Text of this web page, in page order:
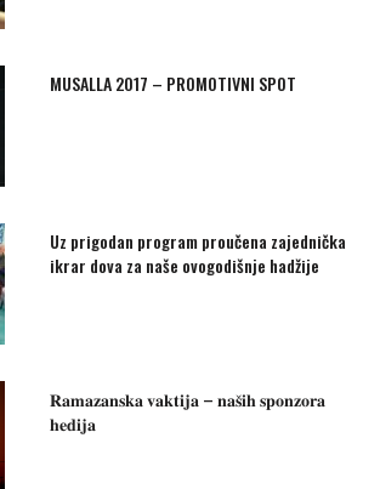
MUSALLA 2017 – PROMOTIVNI SPOT
Uz prigodan program proučena zajednička
ikrar dova za naše ovogodišnje hadžije
𝐑𝐚𝐦𝐚𝐳𝐚𝐧𝐬𝐤𝐚 𝐯𝐚𝐤𝐭𝐢𝐣𝐚 – 𝐧𝐚𝐬̌𝐢𝐡 𝐬𝐩𝐨𝐧𝐳𝐨𝐫𝐚
𝐡𝐞𝐝𝐢𝐣𝐚